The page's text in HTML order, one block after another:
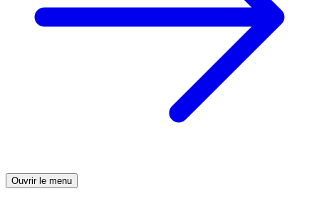
Ouvrir le menu